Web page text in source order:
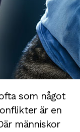
som något
är en
människor